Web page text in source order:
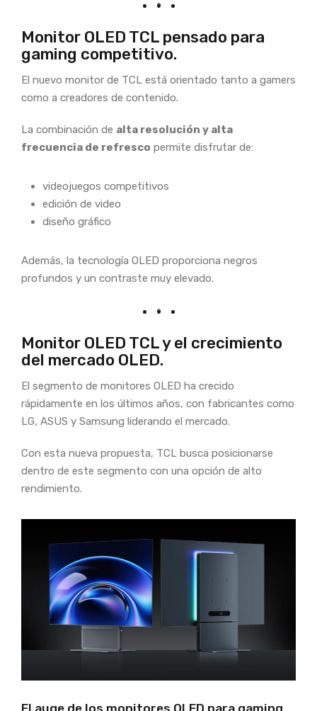
Monitor OLED TCL pensado para
gaming competitivo.
El nuevo monitor de TCL está orientado tanto a gamers
como a creadores de contenido.
La combinación de alta resolución y alta
frecuencia de refresco permite disfrutar de:
videojuegos competitivos
edición de video
diseño gráfico
Además, la tecnología OLED proporciona negros
profundos y un contraste muy elevado.
Monitor OLED TCL y el crecimiento
del mercado OLED.
El segmento de monitores OLED ha crecido
rápidamente en los últimos años, con fabricantes como
LG, ASUS y Samsung liderando el mercado.
Con esta nueva propuesta, TCL busca posicionarse
dentro de este segmento con una opción de alto
rendimiento.
El auge de los monitores OLED para gaming